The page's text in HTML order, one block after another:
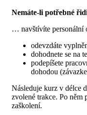
Nemáte-li potřebné
… navštívíte personální
odevzdáte
dohodnete se na
podepíšete
dohodou
Následuje kurz v délce
zvolené trakce. Po něm
zaškolení.